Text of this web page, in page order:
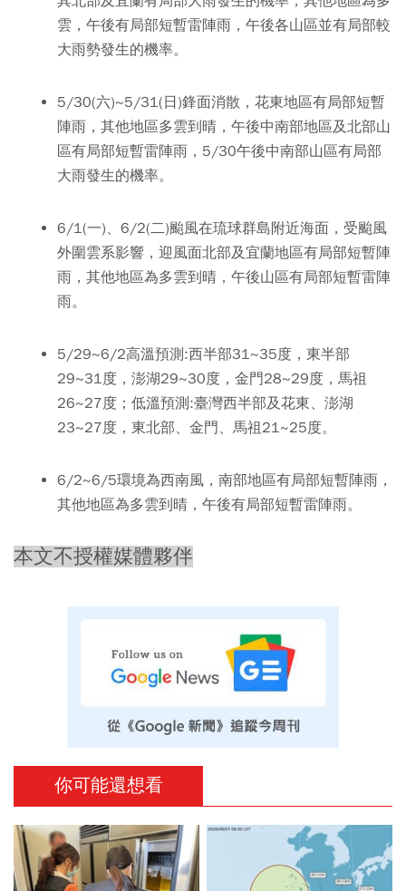
雲，午後有局部短暫雷陣雨，午後各山區並有局部較
大雨勢發生的機率。
5/30(六)~5/31(日)鋒面消散，花東地區有局部短暫
陣雨，其他地區多雲到晴，午後中南部地區及北部山
區有局部短暫雷陣雨，5/30午後中南部山區有局部
大雨發生的機率。
6/1(一)、6/2(二)颱風在琉球群島附近海面，受颱風
外圍雲系影響，迎風面北部及宜蘭地區有局部短暫陣
雨，其他地區為多雲到晴，午後山區有局部短暫雷陣
雨。
5/29~6/2高溫預測:西半部31~35度，東半部
29~31度，澎湖29~30度，金門28~29度，馬祖
26~27度；低溫預測:臺灣西半部及花東、澎湖
23~27度，東北部、金門、馬祖21~25度。
6/2~6/5環境為西南風，南部地區有局部短暫陣雨，
其他地區為多雲到晴，午後有局部短暫雷陣雨。
本文不授權媒體夥伴
你可能還想看